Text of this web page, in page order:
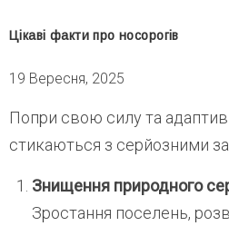
Цікаві факти про носорогів
19 Вересня, 2025
Попри свою силу та
стикаються з серйозними
Знищення природного
Зростання поселень,